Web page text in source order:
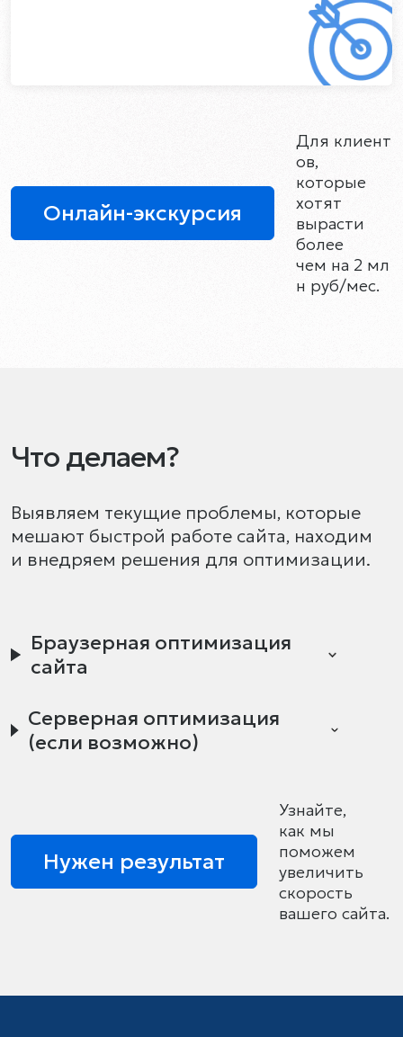
Онлайн-экскурсия
Для клиент
ов,
которые
хотят
вырасти
более
чем на 2 мл
н руб/мес.
Что делаем?
Выявляем текущие проблемы, которые
мешают быстрой работе сайта, находим
и внедряем решения для оптимизации.
Браузерная оптимизация
сайта
Серверная оптимизация
(если возможно)
Нужен результат
Узнайте,
как мы
поможем
увеличить
скорость
вашего сайта.